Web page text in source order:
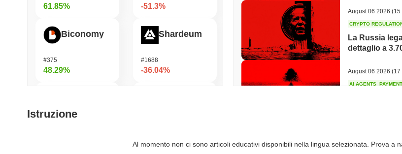
61.85%
Biconomy
#375
48.29%
-51.3%
Shardeum
#1688
-36.04%
August 06 2026 (15
CRYPTO
La Russia
dettaglio a
August 06 2026 (17
AI AGENTS
BITCOIN HACKERS
Istruzione
Al momento non ci sono articoli educativi disponibili nella lingua selezionata. Prova a